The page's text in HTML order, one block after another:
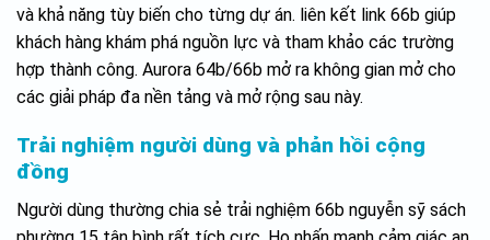
và khả năng tùy biến cho từng dự án. liên kết link 66b giúp
khách hàng khám phá nguồn lực và tham khảo các trường
hợp thành công. Aurora 64b/66b mở ra không gian mở cho
các giải pháp đa nền tảng và mở rộng sau này.
Trải nghiệm người dùng và phản hồi cộng
đồng
Người dùng thường chia sẻ trải nghiệm 66b nguyễn sỹ sách